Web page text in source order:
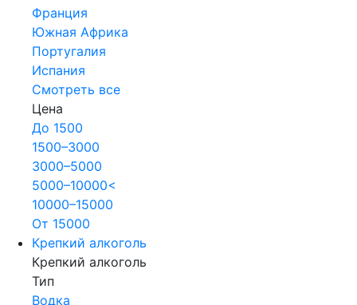
Франция
Южная Африка
Португалия
Испания
Смотреть все
Цена
До 1500
1500–3000
3000–5000
5000–10000<
10000–15000
От 15000
Крепкий алкоголь
Крепкий алкоголь
Тип
Водка